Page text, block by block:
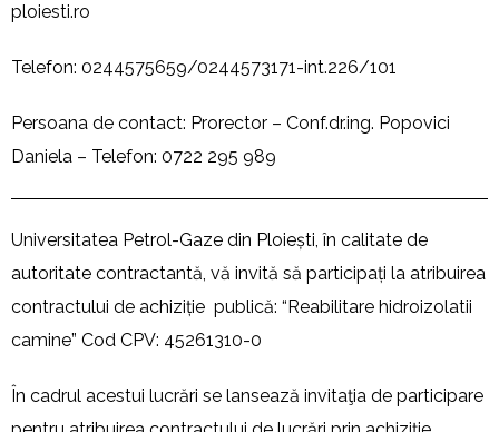
ploiesti.ro
Telefon: 0244575659/0244573171-int.226/101
Persoana de contact: Prorector – Conf.dr.ing. Popovici
Daniela – Telefon: 0722 295 989
Universitatea Petrol-Gaze din Ploiești, în calitate de
autoritate contractantă, vă invită să participați la atribuirea
contractului de achiziție publică: “Reabilitare hidroizolatii
camine” Cod CPV: 45261310-0
În cadrul acestui lucrări se lansează invitaţia de participare